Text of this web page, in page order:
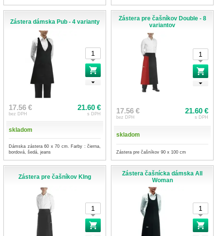
Zástera dámska Pub - 4 varianty
17.56 €
bez DPH
21.60 €
s DPH
skladom
Dámska zástera 60 x 70 cm. Farby : čierna,
bordová, šedá, jeans
Zástera pre čašníkov Double - 8
variantov
17.56 €
bez DPH
21.60 €
s DPH
skladom
Zástera pre čašníkov 90 x 100 cm
Zástera pre čašníkov KIng
Zástera čašnícka dámska All
Woman